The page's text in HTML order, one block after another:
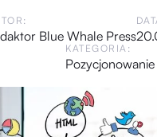
Blue Whale Press
KATEGORIA:
Pozycjonowanie